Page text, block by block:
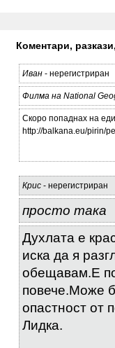
Коментари,
Иван - нерегистриран
Филма на National
Скоро попаднах на
http://balkana.eu/pirin/
Крис - нерегистриран
просто така
Духлата е
иска да я
обещавам.Е
повече.Може
опастност от
Лидка.